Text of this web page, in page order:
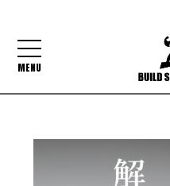
MENU